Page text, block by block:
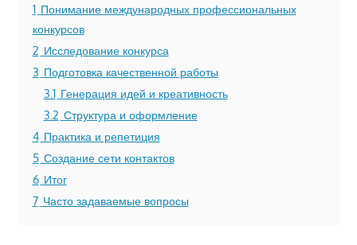
1 Понимание международных профессиональных
конкурсов
2 Исследование конкурса
3 Подготовка качественной работы
3.1 Генерация идей и креативность
3.2 Структура и оформление
4 Практика и репетиция
5 Создание сети контактов
6 Итог
7 Часто задаваемые вопросы